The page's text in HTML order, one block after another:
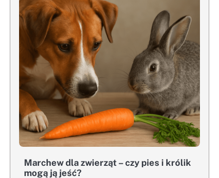
Marchew dla zwierząt – czy pies i królik
mogą ją jeść?